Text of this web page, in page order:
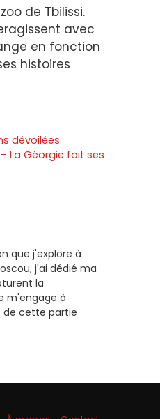
de Tbilissi.
avec
en fonction
histoires
dévoilées
La Géorgie fait ses
que j'explore à
j'ai dédié ma
la
m'engage à
de cette partie